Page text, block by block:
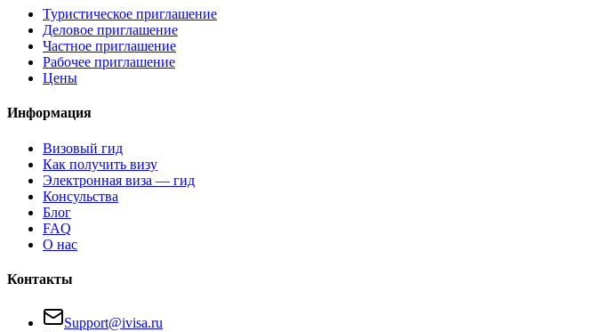
Туристическое приглашение
Деловое приглашение
Частное приглашение
Рабочее приглашение
Цены
Информация
Визовый гид
Как получить визу
Электронная виза — гид
Консульства
Блог
FAQ
О нас
Контакты
Support@ivisa.ru